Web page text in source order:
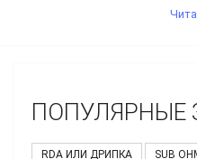
Мы предлагаем различные
требованиям безопасности и
ПОПУЛЯРНЫЕ
RDA ИЛИ ДРИПКА
SUB